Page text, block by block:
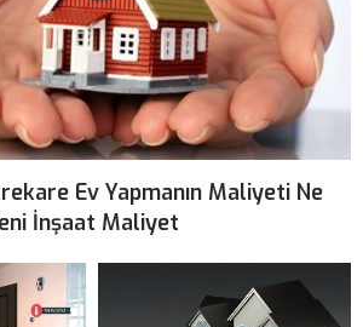
Ev Yapmanın Maliyeti Ne
İnşaat Maliyet